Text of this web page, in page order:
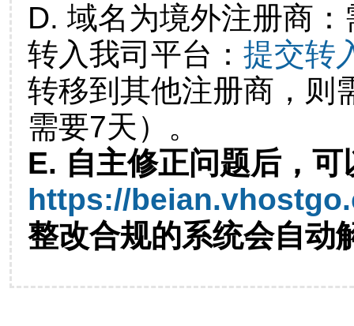
D. 域名为境外注册商
转入我司平台： 提交转
转移到其他注册商，则
需要7天）。
E. 自主修正问题后，可
https://
整改合规的系统会自动